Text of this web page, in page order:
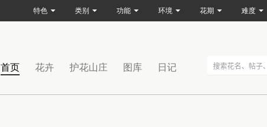
首页 花卉 护花山庄 图库 日记
特色 类别 功能 环境 花期 难度